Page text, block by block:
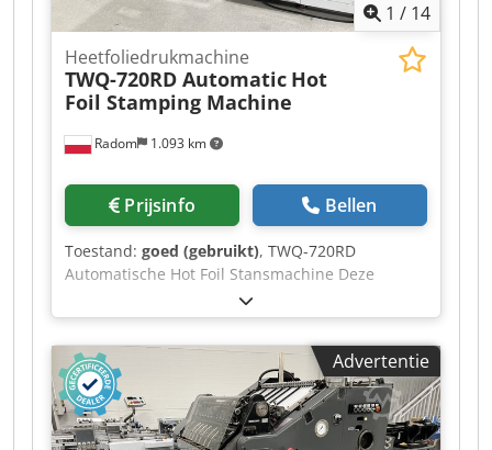
1 / 14
Radom 1.093 km
Heetfoliedrukmachine
TWQ-720RD Automatic Hot
Foil Stamping Machine
Prijsinfo Bellen
Toestand: goed (gebruikt), TWQ-720RD
Automatische Hot Foil Stansmachine Deze
machine is geheel nieuw. Zeer snelle opstelling.
Blinddrukken en hot foil stamping mogelijk, met
twee onafhankelijke folietoevoeren.
Servomotorbesturing voor snelle en
nauwkeurige werking. Technische specificaties:
Maximale velgrootte: 720x600 mm Minimale
velgrootte: 150x120 mm Materiaalgewicht: 120-
Advertentie